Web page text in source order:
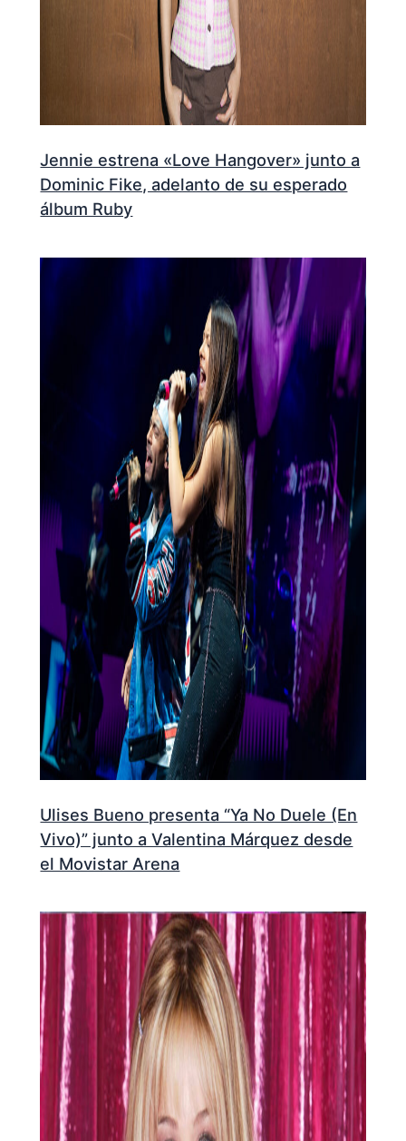
Jennie estrena «Love Hangover» junto a
Dominic Fike, adelanto de su esperado
álbum Ruby
Ulises Bueno presenta “Ya No Duele (En
Vivo)” junto a Valentina Márquez desde
el Movistar Arena